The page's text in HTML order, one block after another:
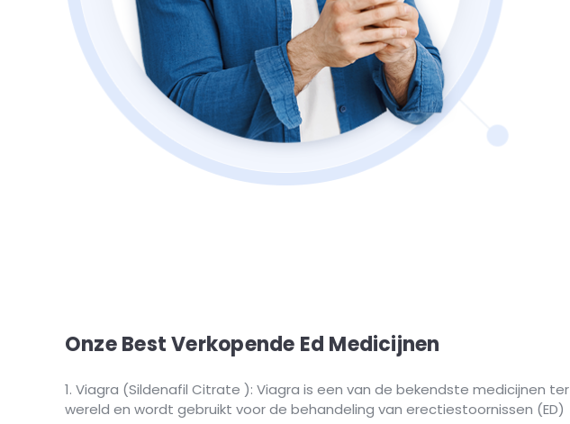
Onze Best Verkopende Ed Medicijnen
Viagra (Sildenafil Citrate ): Viagra is een van de bekendste medicijnen ter
wereld en wordt gebruikt voor de behandeling van erectiestoornissen (ED)